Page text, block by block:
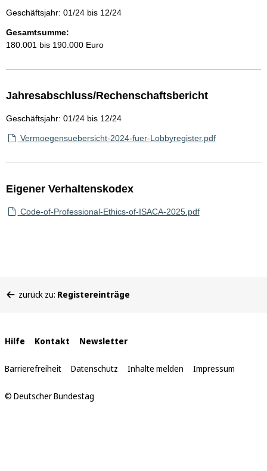
Geschäftsjahr: 01/24 bis 12/24
Gesamtsumme:
180.001 bis 190.000 Euro
Jahresabschluss/Rechenschaftsbericht
Geschäftsjahr: 01/24 bis 12/24
Vermoegensuebersicht-2024-fuer-Lobbyregister.pdf
Eigener Verhaltenskodex
Code-of-Professional-Ethics-of-ISACA-2025.pdf
befinden
zurück zu: Registereinträge
Interne
Links
Hilfe Kontakt Newsletter
Barrierefreiheit Datenschutz Inhalte melden Impressum
© Deutscher Bundestag